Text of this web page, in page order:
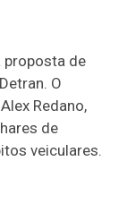
proposta de
O
Redano,
de
veiculares.